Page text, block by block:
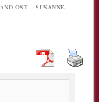
OST ,
SUSANNE